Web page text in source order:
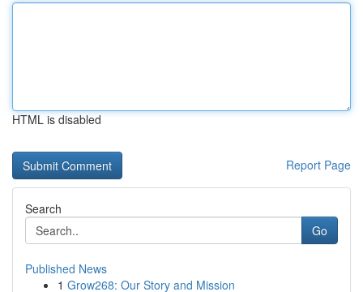
HTML is disabled
Report Page
Search
Go
Published News
1 Grow268: Our Story and Mission